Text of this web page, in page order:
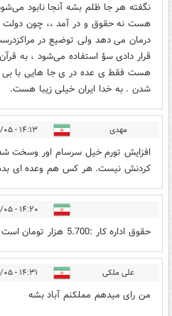
نگفته هر جا ظلم بشه آنجا نابود
هست نه حقوق و در آمد ،، چون دولت
درمان می دهد ولی توضیع در
قرار دادی سؤ استفاده می‌شود ، به
هست فقط ی عده در ی جا هایی با بی
شدن . به خدا ایران خیلی زیبا هست.
مهدی ۱۴:۱۳ - ۱۴۰۲/۱۲/۰۵
افزایش تورم خیل سرسام اور وسخت
کردنش نیست. هر کس هم وعده ای
۱۴:۲۰ - ۱۴۰۲/۱۲/۰۵
حقوق اداره کار :5.700 هزار تومان است
علی ملکی ۱۴:۳۱ - ۱۴۰۲/۱۲/۰۵
من رای میدهم مملکنم آباد بشه